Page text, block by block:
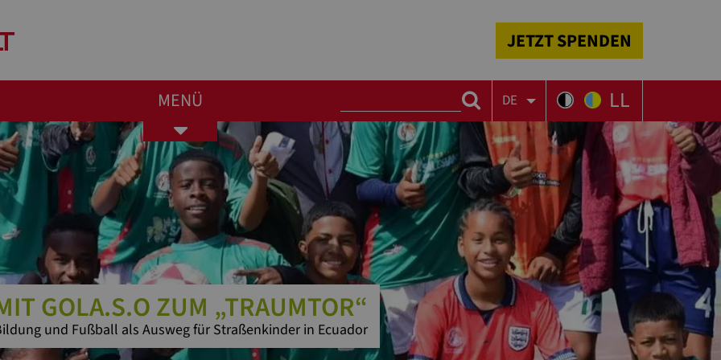
JETZT SPENDEN
MENÜ DE LL
Toggle
navigation
GOLA.S.O ZUM „TRAUMTOR“
und Fußball als Ausweg für Straßenkinder in Ecuador